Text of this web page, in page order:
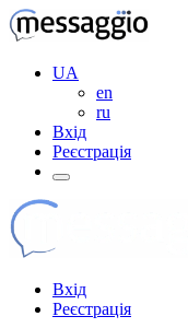
UA
en
ru
Вхід
Реєстрація
Вхід
Реєстрація